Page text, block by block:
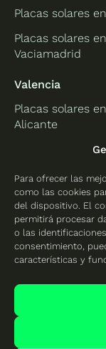
Para ofrecer las
como las cookies
del dispositivo. El
permitirá procesar
o las
consentimiento,
características y
Placas solares
Placas solares
Vaciamadrid
Valencia
Placas solares en
Alicante
Placas solares
Placas solares
Valencia
Mapa del sitio